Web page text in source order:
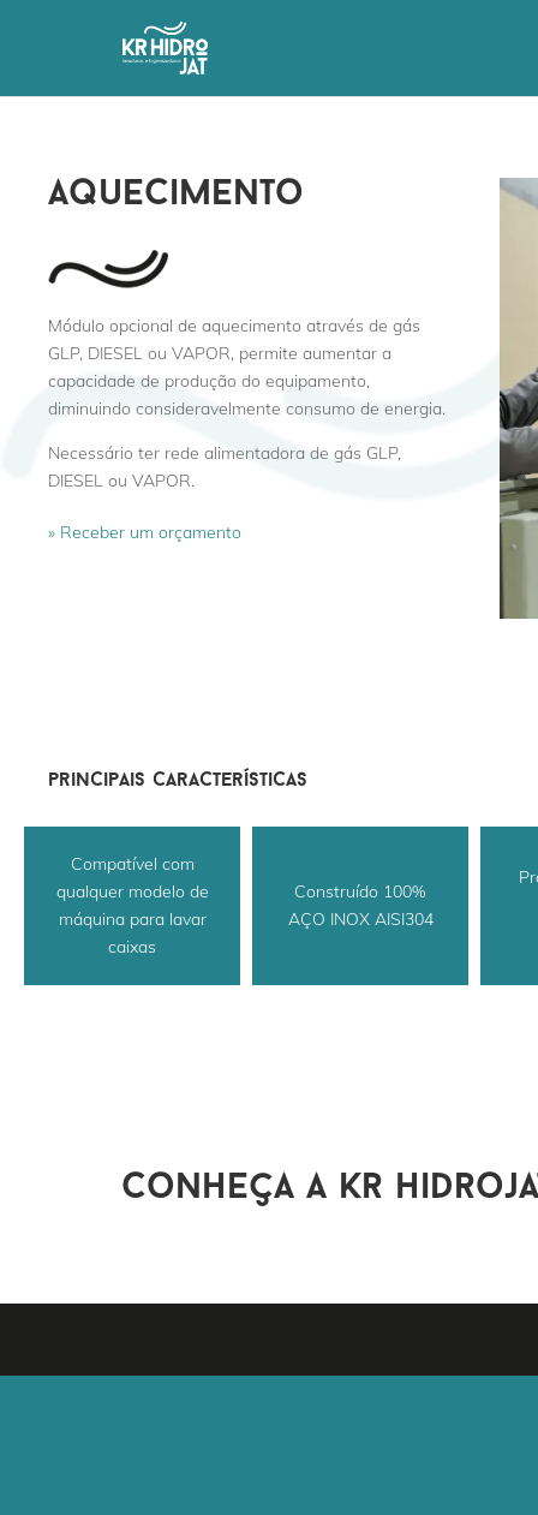
aquecimento
Módulo opcional de aquecimento através de gás
GLP, DIESEL ou VAPOR, permite aumentar a
capacidade de produção do equipamento,
diminuindo consideravelmente consumo de energia.
Necessário ter rede alimentadora de gás GLP,
DIESEL ou VAPOR.
» Receber um orçamento
principais características
Compatível com
qualquer modelo de
máquina para lavar
caixas
Construído 100%
AÇO INOX AISI304
conheça a kr